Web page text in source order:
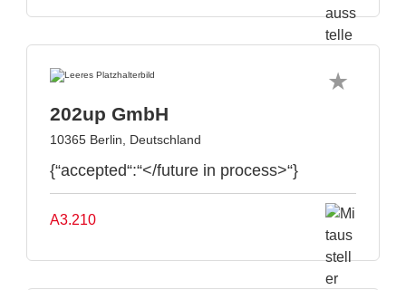
202up GmbH
10365 Berlin, Deutschland
{“accepted“:“</future in process>“}
A3.210